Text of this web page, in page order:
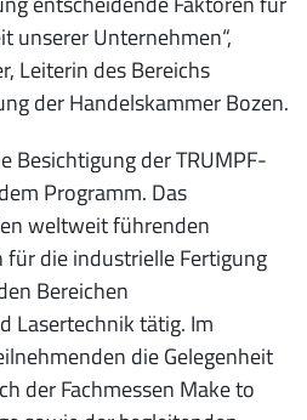
unserer Unternehmen“,
Leiterin des Bereichs
der Handelskammer Bozen.
Besichtigung der TRUMPF-
Programm. Das
weltweit führenden
die industrielle Fertigung
Bereichen
Lasertechnik tätig. Im
die Gelegenheit
der Fachmessen Make to